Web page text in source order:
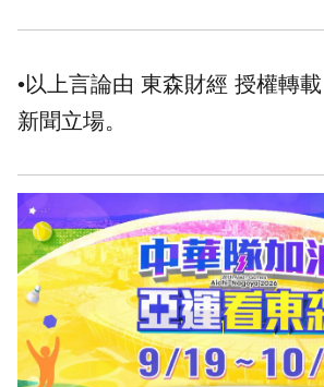
•以上言論由 東森財經 授權轉
新聞立場。